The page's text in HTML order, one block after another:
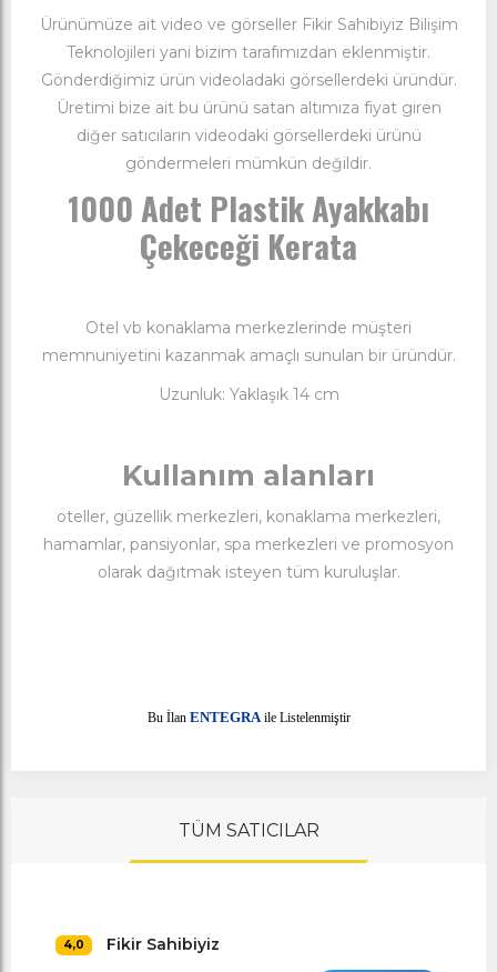
Ürünümüze ait video ve görseller Fikir Sahibiyiz Bilişim
Teknolojileri yani bizim tarafımızdan eklenmiştir.
Gönderdiğimiz ürün videoladaki görsellerdeki üründür.
Üretimi bize ait bu ürünü satan altımıza fiyat giren
diğer satıcıların videodaki görsellerdeki ürünü
göndermeleri mümkün değildir.
1000 Adet Plastik Ayakkabı
Çekeceği Kerata
Otel vb konaklama merkezlerinde müşteri
memnuniyetini kazanmak amaçlı sunulan bir üründür.
Uzunluk: Yaklaşık 14 cm
Kullanım alanları
oteller, güzellik merkezleri, konaklama merkezleri,
hamamlar, pansiyonlar, spa merkezleri ve promosyon
olarak dağıtmak isteyen tüm kuruluşlar.
Bu İlan ENTEGRAile Listelenmiştir
TÜM SATICILAR
4,0 Fikir Sahibiyiz